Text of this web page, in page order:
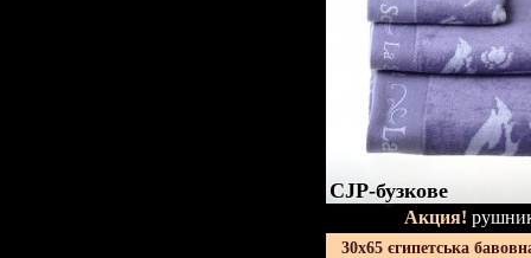
CJP-бузкове
Акция!
30х65 єгипетська